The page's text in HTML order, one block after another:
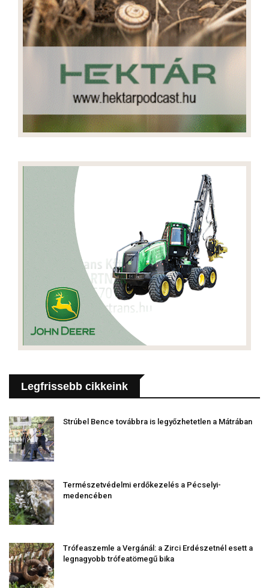
Legfrissebb cikkeink
Strúbel Bence továbbra is legyőzhetetlen a Mátrában
Természetvédelmi erdőkezelés a Pécselyi-
medencében
Trófeaszemle a Vergánál: a Zirci Erdészetnél esett a
legnagyobb trófeatömegű bika